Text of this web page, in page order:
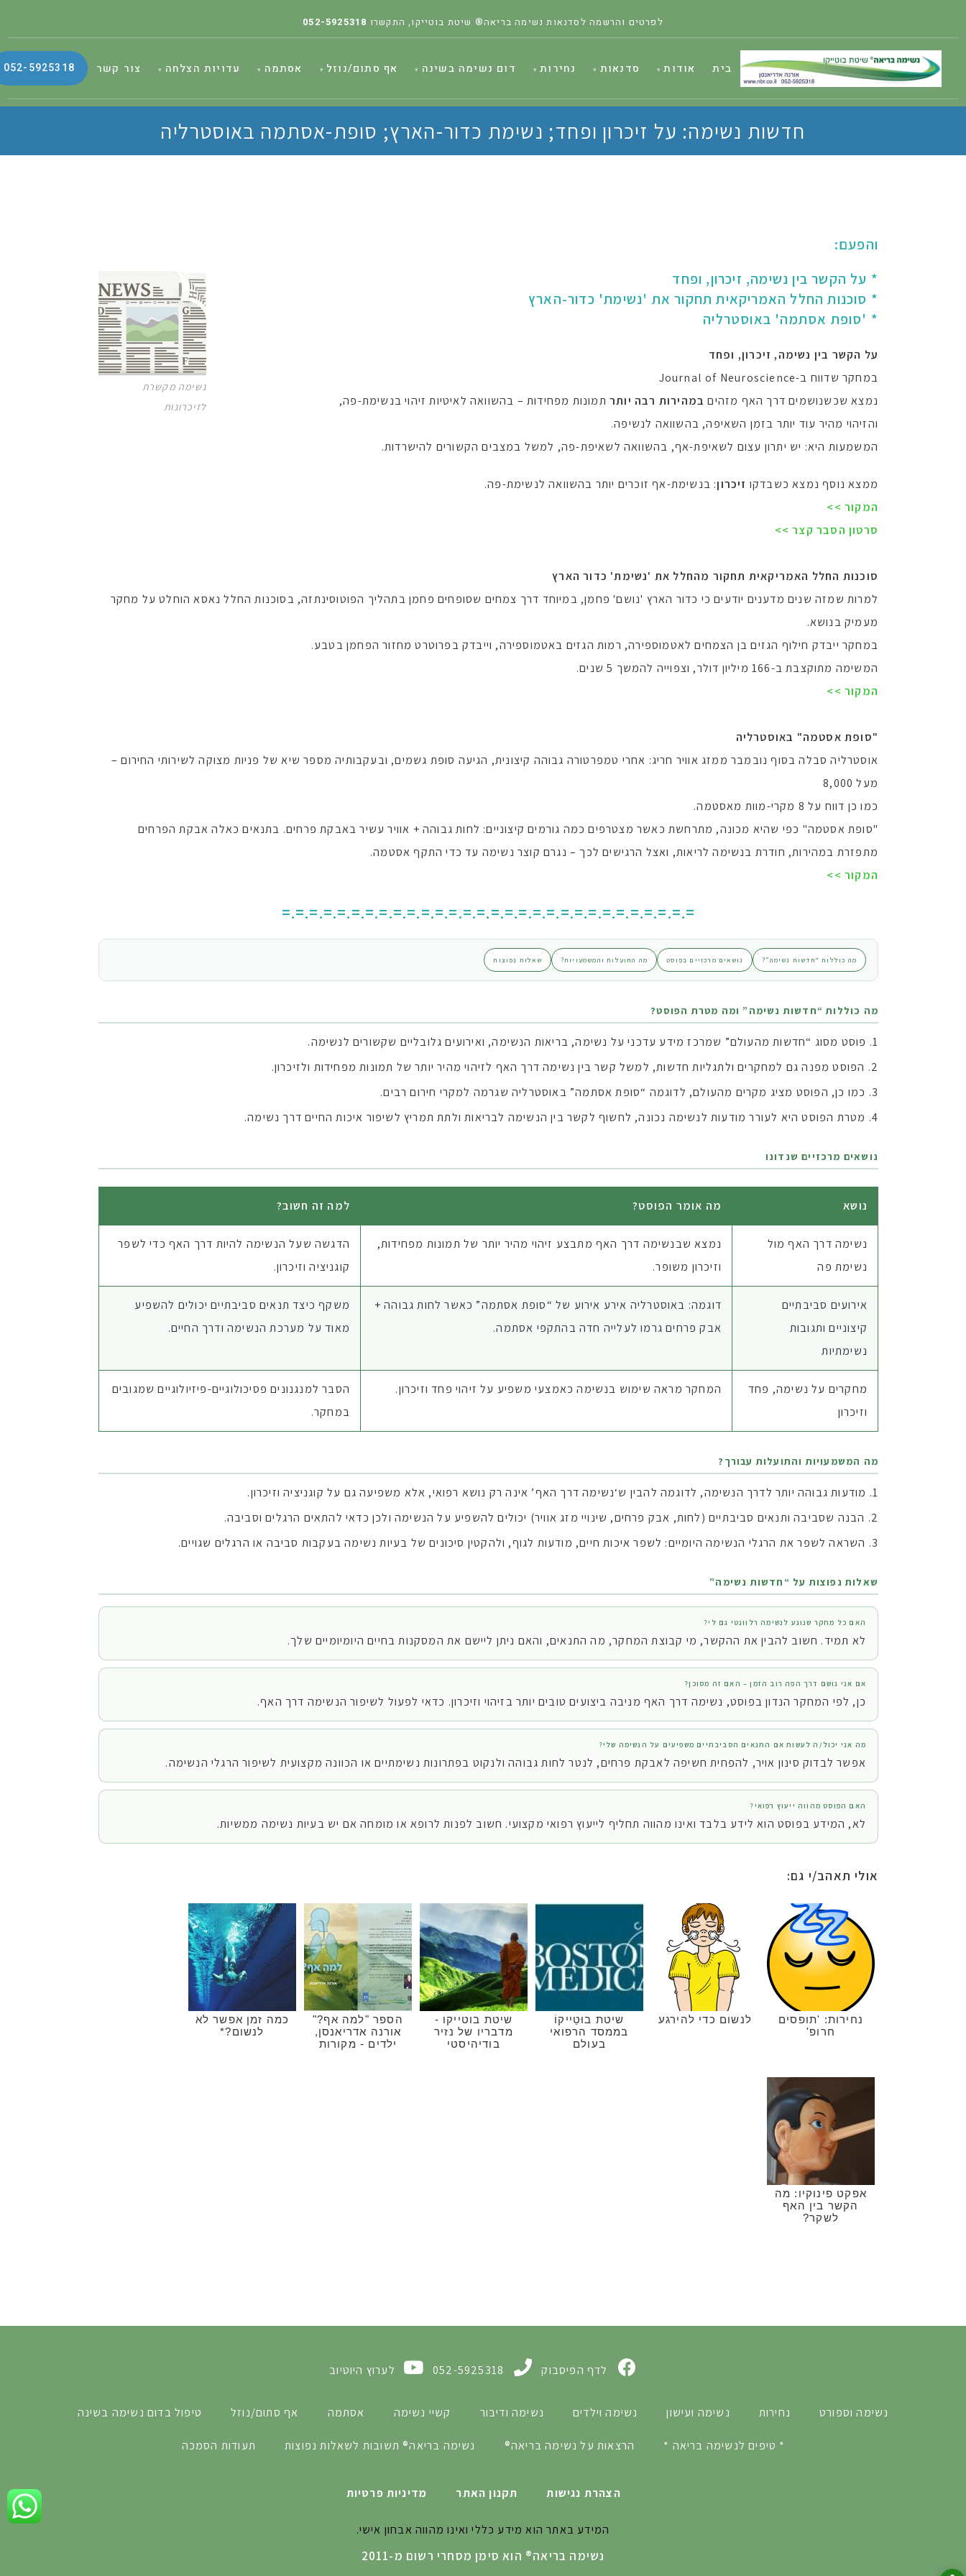
לפרטים והרשמה לסדנאות נשימה בריאה® שיטת בוטייקו, התקשרו 052-5925318
בית אודות סדנאות נחירות דום נשימה בשינה אף סתום/נוזל אסתמה עדויות הצלחה צור קשר 052-5925318
חדשות נשימה: על זיכרון ופחד; נשימת כדור-הארץ; סופת-אסתמה באוסטרליה
והפעם:
נשימה מקשרת
לזיכרונות
* על הקשר בין נשימה, זיכרון, ופחד
* סוכנות החלל האמריקאית תחקור את 'נשימת' כדור-הארץ
* 'סופת אסתמה' באוסטרליה
על הקשר בין נשימה, זיכרון, ופחד
במחקר שדווח ב-Journal of Neuroscience
נמצא שכשנושמים דרך האף מזהים במהירות רבה יותר תמונות מפחידות – בהשוואה לאיטיות זיהוי בנשימת-פה,
והזיהוי מהיר עוד יותר בזמן השאיפה, בהשוואה לנשיפה.
המשמעות היא: יש יתרון עצום לשאיפת-אף, בהשוואה לשאיפת-פה, למשל במצבים הקשורים להישרדות.
ממצא נוסף נמצא כשבדקו זיכרון: בנשימת-אף זוכרים יותר בהשוואה לנשימת-פה.
המקור >>
סרטון הסבר קצר >>
סוכנות החלל האמריקאית תחקור מהחלל את 'נשימת' כדור הארץ
למרות שמזה שנים מדענים יודעים כי כדור הארץ 'נושם' פחמן, במיוחד דרך צמחים שסופחים פחמן בתהליך הפוטוסינתזה, בסוכנות החלל נאסא הוחלט על מחקר
מעמיק בנושא.
במחקר ייבדק חילוף הגזים בן הצמחים לאטמוספירה, רמות הגזים באטמוספירה, וייבדק בפרוטרט מחזור הפחמן בטבע.
המשימה מתוקצבת ב-166 מיליון דולר, וצפוייה להמשך 5 שנים.
המקור >>
"סופת אסטמה" באוסטרליה
אוסטרליה סבלה בסוף נובמבר ממזג אוויר חריג: אחרי טמפרטורה גבוהה קיצונית, הגיעה סופת גשמים, ובעקבותיה מספר שיא של פניות מצוקה לשירותי החירום –
מעל 8,000
כמו כן דווח על 8 מקרי-מוות מאסטמה.
"סופת אסטמה" כפי שהיא מכונה, מתרחשת כאשר מצטרפים כמה גורמים קיצוניים: לחות גבוהה + אוויר עשיר באבקת פרחים. בתנאים כאלה אבקת הפרחים
מתפזרת במהירות, חודרת בנשימה לריאות, ואצל הרגישים לכך – נגרם קוצר נשימה עד כדי התקף אסטמה.
המקור >>
=.=.=.=.=.=.=.=.=.=.=.=.=.=.=.=.=.=.=.=.=.=.=.=.=.=.=.=.=.=
מה כוללות “חדשות נשימה”? נושאים מרכזיים בפוסט מה התועלות והמשמעויות? שאלות נפוצות
מה כוללות “חדשות נשימה” ומה מטרת הפוסט?
פוסט מסוג “חדשות מהעולם” שמרכז מידע עדכני על נשימה, בריאות הנשימה, ואירועים גלובליים שקשורים לנשימה.
הפוסט מפנה גם למחקרים ולתגליות חדשות, למשל קשר בין נשימה דרך האף לזיהוי מהיר יותר של תמונות מפחידות ולזיכרון.
כמו כן, הפוסט מציג מקרים מהעולם, לדוגמה “סופת אסתמה” באוסטרליה שגרמה למקרי חירום רבים.
מטרת הפוסט היא לעורר מודעות לנשימה נכונה, לחשוף לקשר בין הנשימה לבריאות ולתת תמריץ לשיפור איכות החיים דרך נשימה.
נושאים מרכזיים שנדונו
נושא מה אומר הפוסט? למה זה חשוב?
נשימה דרך האף מול
נשימת פה
נמצא שבנשימה דרך האף מתבצע זיהוי מהיר יותר של תמונות מפחידות,
וזיכרון משופר.
הדגשה שעל הנשימה להיות דרך האף כדי לשפר
קוגניציה וזיכרון.
אירועים סביבתיים
קיצוניים ותגובות
נשימתיות
דוגמה: באוסטרליה אירע אירוע של “סופת אסתמה” כאשר לחות גבוהה +
אבק פרחים גרמו לעלייה חדה בהתקפי אסתמה.
משקף כיצד תנאים סביבתיים יכולים להשפיע
מאוד על מערכת הנשימה ודרך החיים.
מחקרים על נשימה, פחד
וזיכרון
המחקר מראה שימוש בנשימה כאמצעי משפיע על זיהוי פחד וזיכרון.
הסבר למנגנונים פסיכולוגיים-פיזיולוגיים שמגובים
במחקר.
מה המשמעויות והתועלות עבורך?
מודעות גבוהה יותר לדרך הנשימה, לדוגמה להבין ש‘נשימה דרך האף’ אינה רק נושא רפואי, אלא משפיעה גם על קוגניציה וזיכרון.
הבנה שסביבה ותנאים סביבתיים (לחות, אבק פרחים, שינויי מזג אוויר) יכולים להשפיע על הנשימה ולכן כדאי להתאים הרגלים וסביבה.
השראה לשפר את הרגלי הנשימה היומיים: לשפר איכות חיים, מודעות לגוף, ולהקטין סיכונים של בעיות נשימה בעקבות סביבה או הרגלים שגויים.
שאלות נפוצות על “חדשות נשימה”
האם כל מחקר שנוגע לנשימה רלוונטי גם לי?
לא תמיד. חשוב להבין את ההקשר, מי קבוצת המחקר, מה התנאים, והאם ניתן ליישם את המסקנות בחיים היומיומיים שלך.
אם אני נושם דרך הפה רוב הזמן – האם זה מסוכן?
כן, לפי המחקר הנדון בפוסט, נשימה דרך האף מניבה ביצועים טובים יותר בזיהוי וזיכרון. כדאי לפעול לשיפור הנשימה דרך האף.
מה אני יכול/ה לעשות אם התנאים הסביבתיים משפיעים על הנשימה שלי?
אפשר לבדוק סינון אויר, להפחית חשיפה לאבקת פרחים, לנטר לחות גבוהה ולנקוט בפתרונות נשימתיים או הכוונה מקצועית לשיפור הרגלי הנשימה.
האם הפוסט מהווה ייעוץ רפואי?
לא, המידע בפוסט הוא לידע בלבד ואינו מהווה תחליף לייעוץ רפואי מקצועי. חשוב לפנות לרופא או מומחה אם יש בעיות נשימה ממשיות.
אולי תאהב/י גם:
נחירות: 'תופסים
חרופ'
לנשום כדי להירגע
שיטת בוּטֵייקוֹ
בממסד הרפואי
בעולם
שיטת בוטייקו -
מדבריו של נזיר
בודיהיסטי
הספר "למה אף?"
אורנה אדריאנסן,
ילדים - מקורות
כמה זמן אפשר לא
לנשום?*
אפקט פינוקיו: מה
הקשר בין האף
לשקר?
לדף הפיסבוק 052-5925318 לערוץ היוטיוב
נשימה וספורט נחירות נשימה ועישון נשימה וילדים נשימה ודיבור קשיי נשימה אסתמה אף סתום/נוזל טיפול בדום נשימה בשינה
* טיפים לנשימה בריאה * הרצאות על נשימה בריאה® נשימה בריאה® תשובות לשאלות נפוצות תעודות הסמכה
הצהרת נגישות תקנון האתר מדיניות פרטיות
המידע באתר הוא מידע כללי ואינו מהווה אבחון אישי.
נשימה בריאה® הוא סימן מסחרי רשום מ-2011